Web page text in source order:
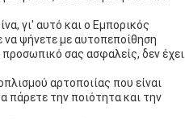
γι' αυτό και ο Εμπορικός
ψήνετε με αυτοπεποίθηση
προσωπικό σας ασφαλείς, δεν έχει
αρτοποιίας που είναι
πάρετε την ποιότητα και την